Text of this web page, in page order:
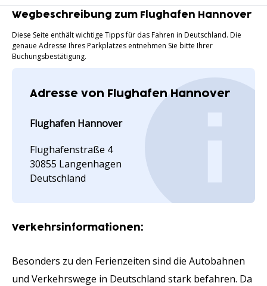
Wegbeschreibung zum Flughafen Hannover
Diese Seite enthält wichtige Tipps für das Fahren in Deutschland. Die
genaue Adresse Ihres Parkplatzes entnehmen Sie bitte Ihrer
Buchungsbestätigung.
Adresse von Flughafen Hannover
Flughafen Hannover
Flughafenstraße 4
30855 Langenhagen
Deutschland
Verkehrsinformationen:
Besonders zu den Ferienzeiten sind die Autobahnen
und Verkehrswege in Deutschland stark befahren. Da